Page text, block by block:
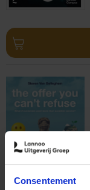
Consentement